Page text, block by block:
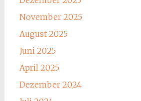
November 2025
August 2025
Juni 2025
April 2025
Dezember 2024